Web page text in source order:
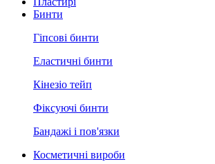
Бинти
Гіпсові бинти
Еластичні бинти
Кінезіо тейп
Фіксуючі бинти
Бандажі і пов'язки
Косметичні вироби